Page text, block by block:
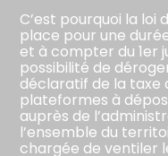
C’est pourquoi la
place pour une
et à compter du 1er
possibilité de
déclaratif de la taxe
plateformes à
auprès de
l’ensemble du
chargée de ventiler